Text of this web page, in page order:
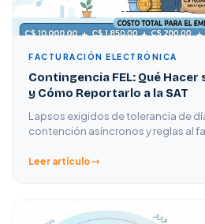
FACTURACIÓN ELECTRÓNICA
Contingencia FEL: Qué Hacer
y Cómo Reportarlo a la SAT
Lapsos exigidos de tolerancia de
contención asíncronos y reglas al
Leer artículo